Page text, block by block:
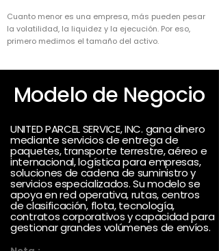
Cuanto menor es una empresa, más pueden pesar
la volatilidad, la liquidez y la ejecución. Por eso,
primero medimos el tamaño del activo.
Modelo de Negocio
UNITED PARCEL SERVICE, INC. gana dinero
mediante servicios de entrega de
paquetes, transporte terrestre, aéreo e
internacional, logística para empresas,
soluciones de cadena de suministro y
servicios especializados. Su modelo se
apoya en red operativa, rutas, centros
de clasificación, flota, tecnología,
contratos corporativos y capacidad para
gestionar grandes volúmenes de envíos.